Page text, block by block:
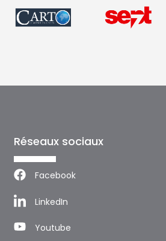
Réseaux sociaux
Facebook
LinkedIn
Youtube